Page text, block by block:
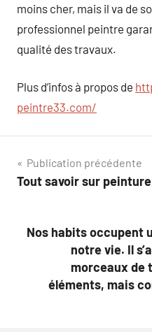
moins cher, mais il va de
professionnel peintre
qualité des travaux.
Plus d’infos à propos de
peintre33.com/
Navigation
de
Publication précédente
Tout savoir sur
Nos habits occupent
notre vie. Il
morceaux de
éléments, mais